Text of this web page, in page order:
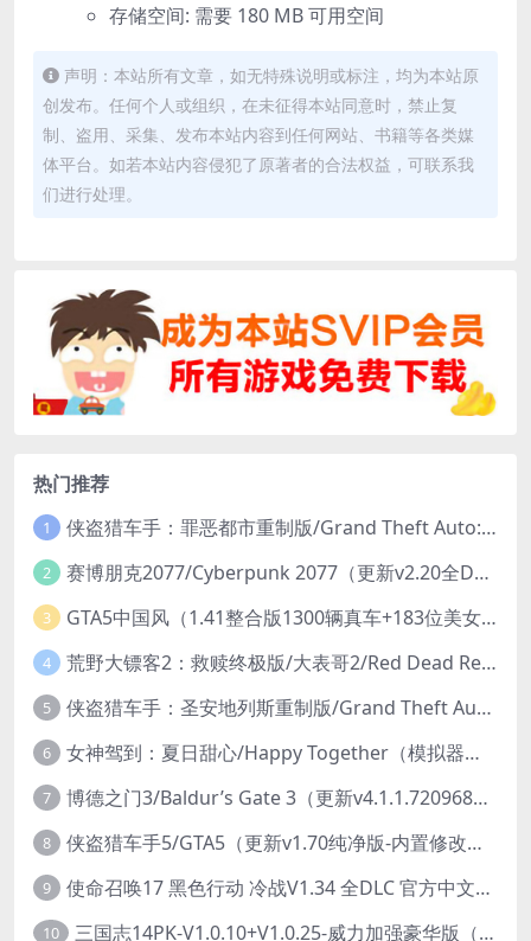
存储空间: 需要 180 MB 可用空间
声明：本站所有文章，如无特殊说明或标注，均为本站原
创发布。任何个人或组织，在未征得本站同意时，禁止复
制、盗用、采集、发布本站内容到任何网站、书籍等各类媒
体平台。如若本站内容侵犯了原著者的合法权益，可联系我
们进行处理。
热门推荐
1 侠盗猎车手：罪恶都市重制版/Grand Theft Auto: Vice City – The Definitive Edition
2 赛博朋克2077/Cyberpunk 2077（更新v2.20全DLC）
3 GTA5中国风（1.41整合版1300辆真车+183位美女与英雄+200%存档）
4 荒野大镖客2：救赎终极版/大表哥2/Red Dead Redemption 2: Ultimate Edition（更新v1491.50终极版）
5 侠盗猎车手：圣安地列斯重制版/Grand Theft Auto: San Andreas – The Definitive Edition（更新v1.113.49697469）
6 女神驾到：夏日甜心/Happy Together（模拟器版-升级豪华终极珍藏版+全DLC）
7 博德之门3/Baldur’s Gate 3（更新v4.1.1.7209685）
8 侠盗猎车手5/GTA5（更新v1.70纯净版-内置修改器+通关存档）
9 使命召唤17 黑色行动 冷战V1.34 全DLC 官方中文版COD17
10 三国志14PK-V1.0.10+V1.0.25-威力加强豪华版（武将面容套装-全DLC+季票+特典+中文语音+编辑修改器）